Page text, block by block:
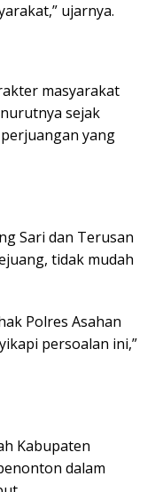
ujarnya.
masyarakat
sejak
yang
Sari dan Terusan
tidak mudah
Polres Asahan
persoalan ini,”
Kabupaten
dalam